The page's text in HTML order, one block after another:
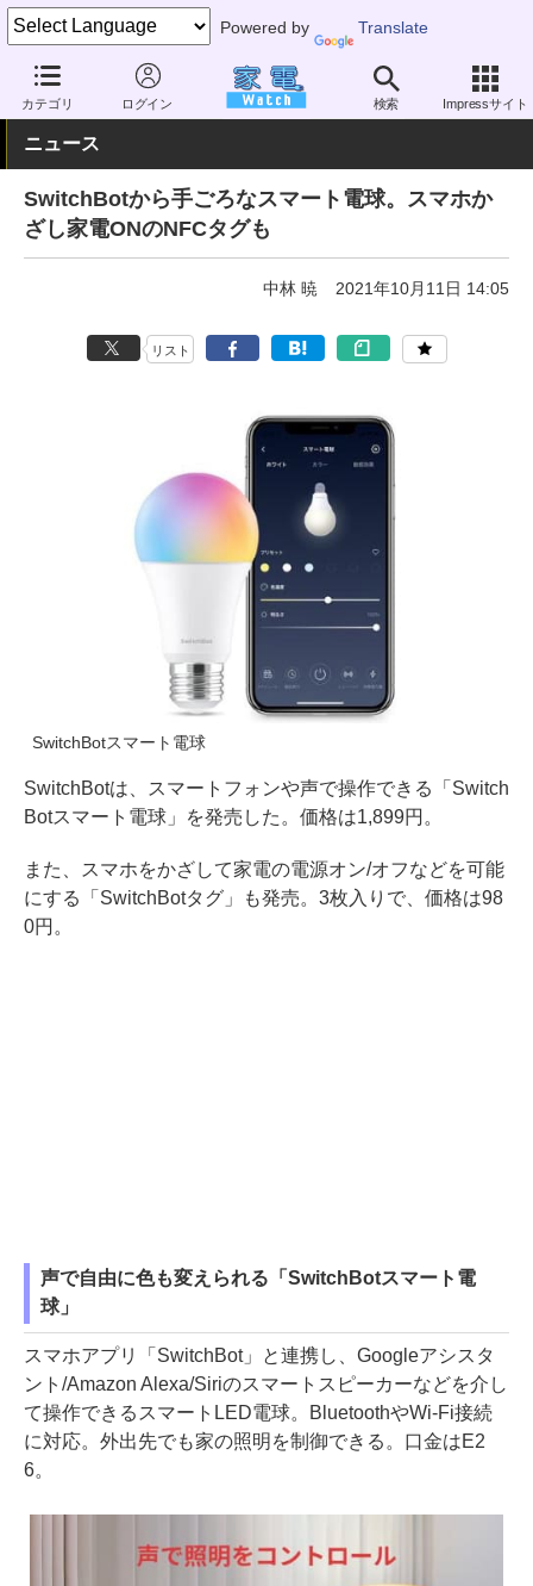
Powered by Translate
カテゴリ ログイン 検索 Impressサイト
家電 Watch エネルギー IoT スマートハウス
ニュース
SwitchBotから手ごろなスマート電球。スマホか
ざし家電ONのNFCタグも
中林 暁 2021年10月11日 14:05
リスト
SwitchBotスマート電球
SwitchBotは、スマートフォンや声で操作できる「Switch
Botスマート電球」を発売した。価格は1,899円。
また、スマホをかざして家電の電源オン/オフなどを可能
にする「SwitchBotタグ」も発売。3枚入りで、価格は98
0円。
声で自由に色も変えられる「SwitchBotスマート電
球」
スマホアプリ「SwitchBot」と連携し、Googleアシスタ
ント/Amazon Alexa/Siriのスマートスピーカーなどを介し
て操作できるスマートLED電球。BluetoothやWi-Fi接続
に対応。外出先でも家の照明を制御できる。口金はE2
6。